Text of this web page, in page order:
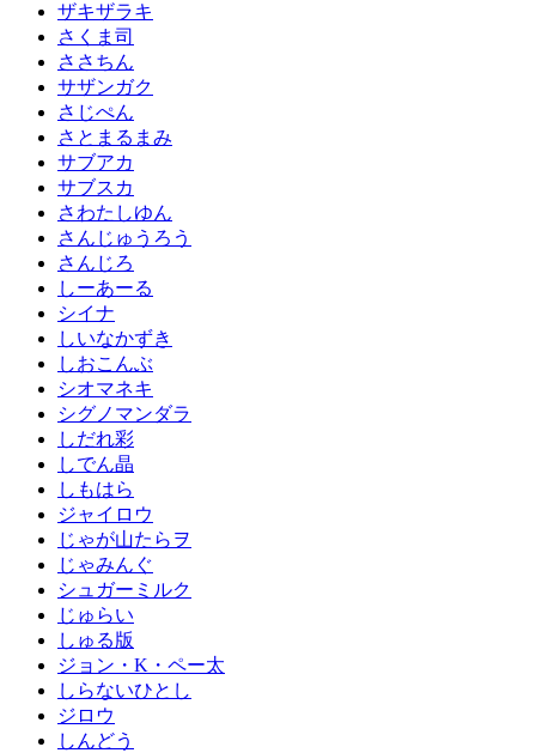
ザキザラキ
さくま司
ささちん
サザンガク
さじぺん
さとまるまみ
サブアカ
サブスカ
さわたしゆん
さんじゅうろう
さんじろ
しーあーる
シイナ
しいなかずき
しおこんぶ
シオマネキ
シグノマンダラ
しだれ彩
しでん晶
しもはら
ジャイロウ
じゃが山たらヲ
じゃみんぐ
シュガーミルク
じゅらい
しゅる版
ジョン・K・ペー太
しらないひとし
ジロウ
しんどう